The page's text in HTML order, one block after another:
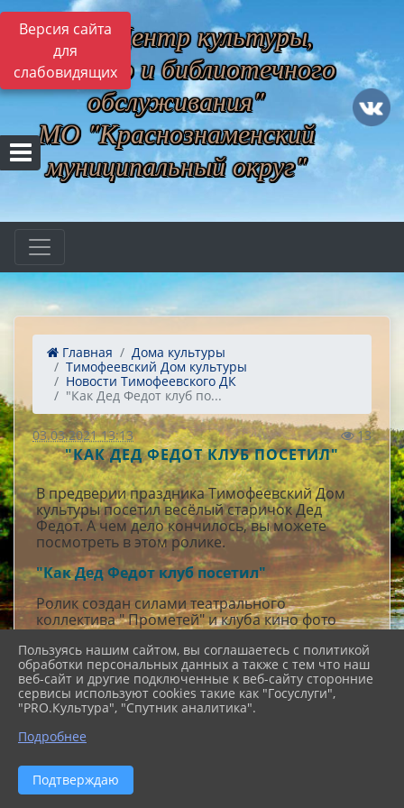
Версия сайта
для
слабовидящих
МБУ "Центр культуры,
музейного и библиотечного
обслуживания"
МО "Краснознаменский
муниципальный округ"
Главная
Дома культуры
Тимофеевский Дом культуры
Новости Тимофеевского ДК
"Как Дед Федот клуб по...
03.03.2021 13:13 13
"КАК ДЕД ФЕДОТ КЛУБ ПОСЕТИЛ"
В предверии праздника Тимофеевский Дом
культуры посетил весёлый старичок Дед
Федот. А чем дело кончилось, вы можете
посмотреть в этом ролике.
"Как Дед Федот клуб посетил"
Ролик создан силами театрального
коллектива " Прометей" и клуба кино фото
любителей "Объектив".
Главные роли исполнили: Клубный работник -
Л. Гринёва. Дед Федот М. Канайкина.
Режиссёр постановщик О.Осмонова.
Пользуясь нашим сайтом, вы соглашаетесь с политикой
обработки персональных данных а также с тем что наш
веб-сайт и другие подключенные к веб-сайту сторонние
сервисы используют cookies такие как "Госуслуги",
"PRO.Культура", "Спутник аналитика".
Подробнее
Подтверждаю